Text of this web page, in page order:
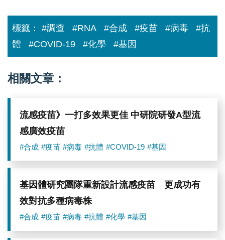
標籤： #調查 #RNA #合成 #疫苗 #病毒
#抗
體
#COVID-19 #化學 #基因
相關文章：
流感疫苗》一打多效果更佳 中研院研發A型流
感廣效疫苗
#合成 #疫苗 #病毒 #抗體 #COVID-19 #基因
基因體研究團隊重新設計流感疫苗 更成功有
效對抗多種病毒株
#合成 #疫苗 #病毒 #抗體 #化學 #基因